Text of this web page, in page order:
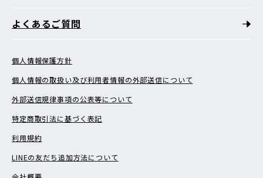
よくあるご質問
個人情報保護方針
個人情報の取扱い及び利用者情報の外部送信について
外部送信規律事項の公表等について
特定商取引法に基づく表記
利用規約
LINEの友だち追加方法について